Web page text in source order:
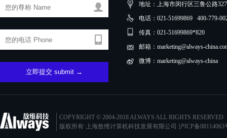
地址：上海市闵行区三鲁公路
电话：021-51699869 400-779-
传真：021-51699869*820
邮箱：marketing@always-
微博：marketing@always-china
COPYRIGHT © 2004-2018 ALWAYS ALL RIGHTS RESERVED
版权所有·上海敖维计算机科技发展有限公司 沪ICP备08114063